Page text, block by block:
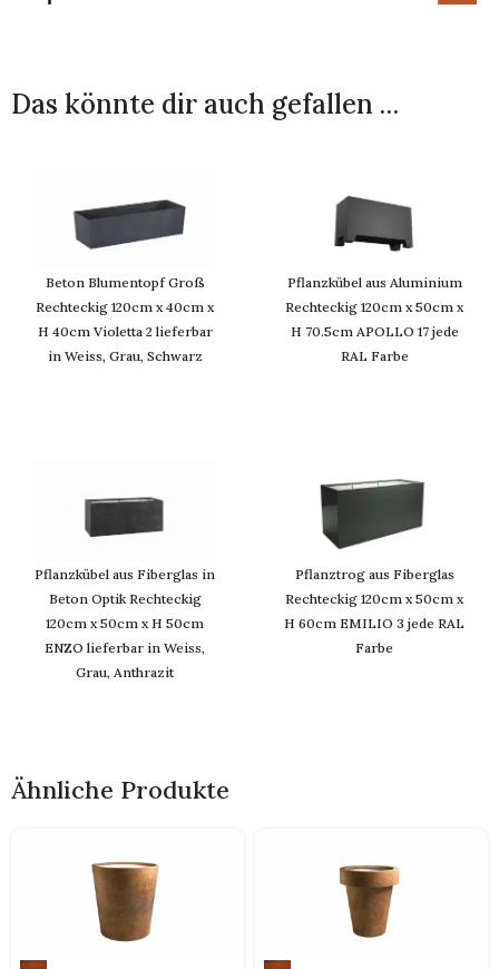
Das könnte dir auch gefallen …
Beton Blumentopf Groß
Rechteckig 120cm x 40cm x
H 40cm Violetta 2 lieferbar
in Weiss, Grau, Schwarz
Pflanzkübel aus Aluminium
Rechteckig 120cm x 50cm x
H 70.5cm APOLLO 17 jede
RAL Farbe
Pflanzkübel aus Fiberglas in
Beton Optik Rechteckig
120cm x 50cm x H 50cm
ENZO lieferbar in Weiss,
Grau, Anthrazit
Pflanztrog aus Fiberglas
Rechteckig 120cm x 50cm x
H 60cm EMILIO 3 jede RAL
Farbe
Ähnliche Produkte